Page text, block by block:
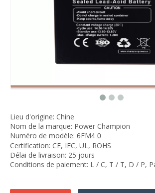
Lieu d'origine: Chine
Nom de la marque: Power Champion
Numéro de modèle: 6FM4.0
Certification: CE, IEC, UL, ROHS
Délai de livraison: 25 jours
Conditions de paiement: L / C, T / T, D / P,